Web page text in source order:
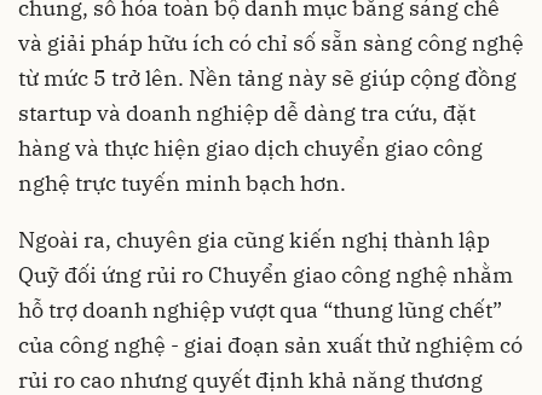
chung, số hóa toàn bộ danh mục bằng sáng chế
và giải pháp hữu ích có chỉ số sẵn sàng công nghệ
từ mức 5 trở lên. Nền tảng này sẽ giúp cộng đồng
startup và doanh nghiệp dễ dàng tra cứu, đặt
hàng và thực hiện giao dịch chuyển giao công
nghệ trực tuyến minh bạch hơn.
Ngoài ra, chuyên gia cũng kiến nghị thành lập
Quỹ đối ứng rủi ro Chuyển giao công nghệ nhằm
hỗ trợ doanh nghiệp vượt qua “thung lũng chết”
của công nghệ - giai đoạn sản xuất thử nghiệm có
rủi ro cao nhưng quyết định khả năng thương